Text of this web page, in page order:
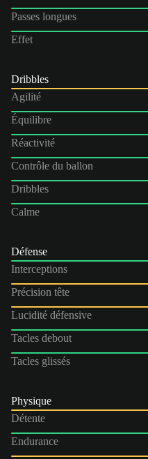
Passes longues
Effet
Dribbles
Agilité
Équilibre
Réactivité
Contrôle du ballon
Dribbles
Calme
Défense
Interceptions
Précision tête
Lucidité défensive
Tacles debout
Tacles glissés
Physique
Détente
Endurance